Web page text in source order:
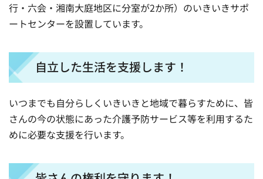
行・六会・湘南大庭地区に分室が2か所）のいきいきサポ
ートセンターを設置しています。
自立した生活を支援します！
いつまでも自分らしくいきいきと地域で暮らすために、皆
さんの今の状態にあった介護予防サービス等を利用するた
めに必要な支援を行います。